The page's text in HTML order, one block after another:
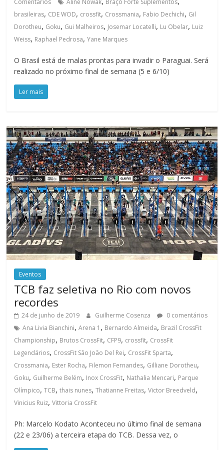
Comentários
Aline Nowak Braço Forte Suplementos
brasileiras, CDE WOD, crossfit, Crossmania, Fabio Dechichi, Gil
Dorotheu, Goku, Gui Malheiros, Josemar Locatelli, Lu Obelar, Luiz
Weiss, Raphael Pedrosa,Yane Marques
O Brasil está de malas prontas para invadir o Paraguai. Será
realizado no próximo final de semana (5 e 6/10)
Ler mais
Eventos
TCB faz seletiva no Rio com novos
recordes
24 de junho de 2019 Guilherme Cosenza
0 comentários
Ana Livia Bianchini,Arena 1 , Bernardo Almeida, Brazil CrossFit
Championship, Brutos CrossFit, CFP9, crossfit, CrossFit
Legendários, CrossFit São João Del Rei, CrossFit Sparta,
Crossmania, Ester Rocha, Filemon Fernandes, Gilliane Dorotheu,
Goku, Guilherme Belém, Inox CrossFit, Nathalia Mencari, Parque
Olímpico,TCB,thais nunes,Thatianne Freitas,Victor Breedveld,
Vinicius Ruiz,Vittoria CrossFit
Ph: Marcelo Kodato Aconteceu no último final de semana
(22 e 23/06) a terceira etapa do TCB. Dessa vez, o